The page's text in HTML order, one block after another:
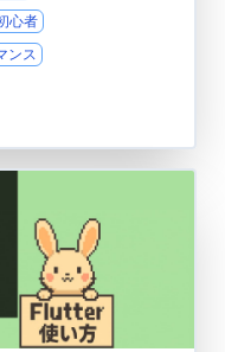
心者
ンス